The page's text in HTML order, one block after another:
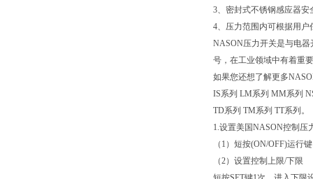
3、密封式不锈钢感应器安
4、压力范围内可根据用
NASON压力开关是与电
号，在工业领域中有着重
如果您还想了解更多
IS系列 LM系列 MM系列
TD系列 TM系列 TT系列。
1.设置美国NASON控制压
（1）短按(ON/OFF)运行
（2）设置控制上限/下限